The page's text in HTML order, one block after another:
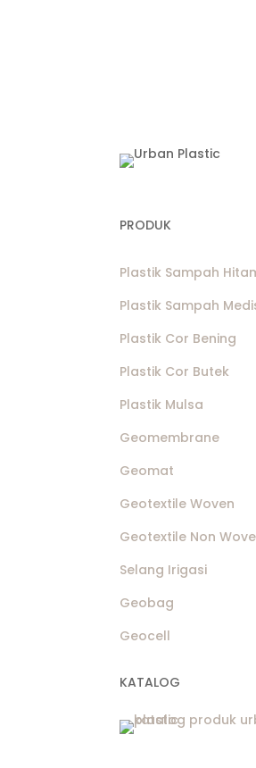
PRODUK
Plastik Sampah
Plastik Sampah
Plastik Cor Bening
Plastik Cor Butek
Plastik Mulsa
Geomembrane
Geomat
Geotextile Woven
Geotextile Non
Selang Irigasi
Geobag
Geocell
KATALOG